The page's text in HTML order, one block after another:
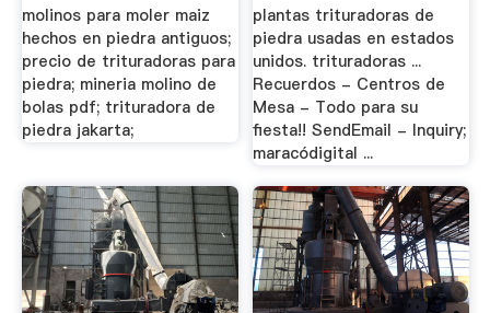
molinos para moler maiz
hechos en piedra antiguos;
precio de trituradoras para
piedra; mineria molino de
bolas pdf; trituradora de
piedra jakarta;
plantas trituradoras de
piedra usadas en estados
unidos. trituradoras ...
Recuerdos - Centros de
Mesa - Todo para su
fiesta!! SendEmail - Inquiry;
maracódigital ...